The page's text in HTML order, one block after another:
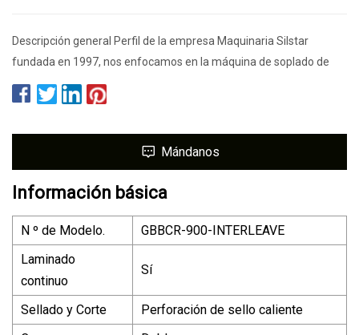
Descripción general Perfil de la empresa Maquinaria Silstar
fundada en 1997, nos enfocamos en la máquina de soplado de
Mándanos
Información básica
N º de Modelo.
GBBCR-900-INTERLEAVE
Laminado
continuo
Sí
Sellado y Corte
Perforación de sello caliente